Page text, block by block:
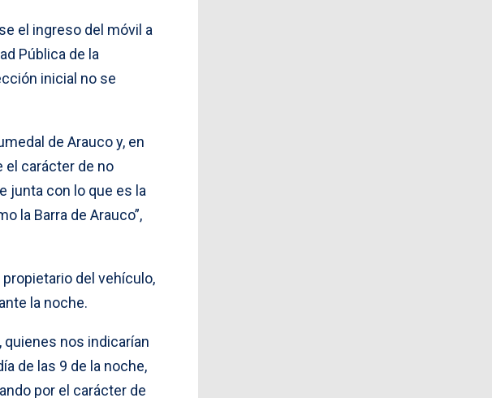
el ingreso del móvil a
Pública de la
inicial no se
de Arauco y, en
el carácter de no
junta con lo que es la
la Barra de Arauco”,
del vehículo,
la noche.
quienes nos indicarían
de las 9 de la noche,
por el carácter de